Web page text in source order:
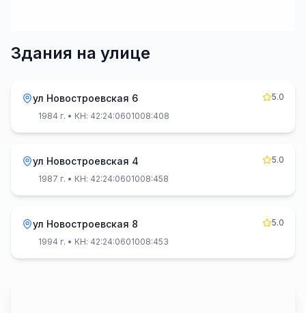
Здания на улице
ул Новостроевская 6
5.0
1984 г. • КН: 42:24:0601008:408
ул Новостроевская 4
5.0
1987 г. • КН: 42:24:0601008:458
ул Новостроевская 8
5.0
1994 г. • КН: 42:24:0601008:453